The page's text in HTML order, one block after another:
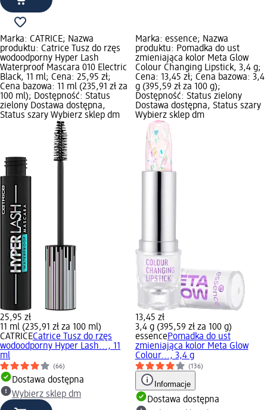
Marka: CATRICE; Nazwa
produktu: Catrice Tusz do rzęs
wodoodporny Hyper Lash
Waterproof Mascara 010 Electric
Black, 11 ml; Cena: 25,95 zł;
Cena bazowa: 11 ml (235,91 zł za
100 ml); Dostępność: Status
zielony Dostawa dostępna,
Status szary Wybierz sklep dm
25,95 zł
11 ml (235,91 zł za 100 ml)
CATRICECatrice Tusz do rzęs
wodoodporny Hyper Lash..., 11
ml
(66)
Dostawa dostępna
Wybierz sklep dm
Marka: essence; Nazwa
produktu: Pomadka do ust
zmieniająca kolor Meta Glow
Colour Changing Lipstick, 3,4 g;
Cena: 13,45 zł; Cena bazowa: 3,4
g (395,59 zł za 100 g);
Dostępność: Status zielony
Dostawa dostępna, Status szary
Wybierz sklep dm
13,45 zł
3,4 g (395,59 zł za 100 g)
essencePomadka do ust
zmieniająca kolor Meta Glow
Colour..., 3,4 g
(136)
Informacje
Dostawa dostępna